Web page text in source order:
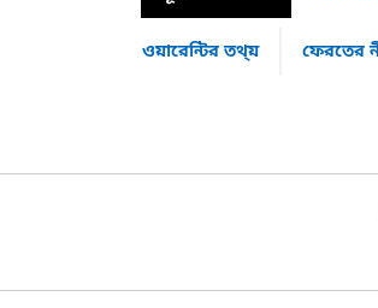
ওয়ারেন্টির তথ্য় ফেরতের